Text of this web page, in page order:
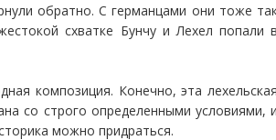
обратно. С германцами они тоже
схватке Бунчу и Лехел попали
композиция. Конечно, эта
со строго определенными условиями,
можно придраться.